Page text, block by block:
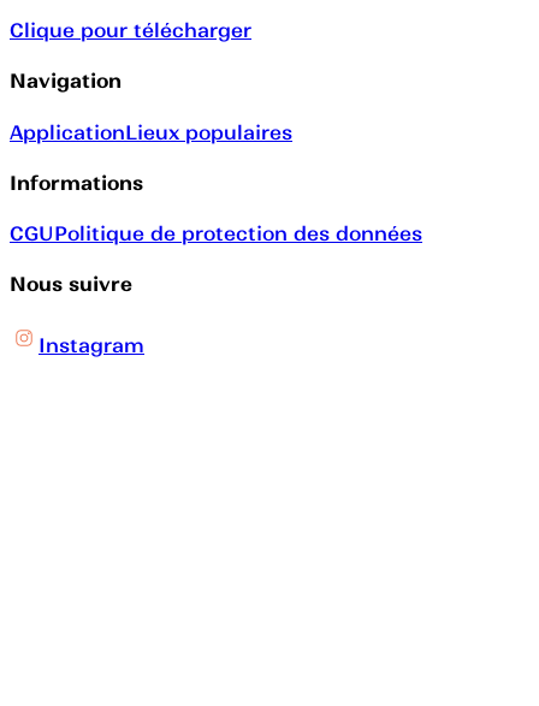
Clique pour télécharger
Navigation
ApplicationLieux populaires
Informations
CGUPolitique de protection des données
Nous suivre
Instagram